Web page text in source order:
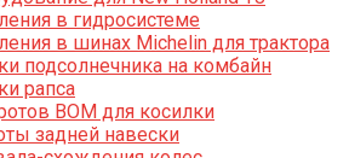
в гидросистеме
в шинах Michelin для трактора
подсолнечника на комбайн
рапса
ВОМ для косилки
задней навески